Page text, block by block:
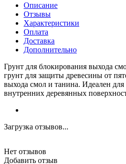
Описание
Отзывы
Характеристики
Оплата
Доставка
Дополнительно
Грунт для блокирования выхода
грунт для защиты древесины от
выхода смол и танина. Идеален
внутренних деревянных
Загрузка отзывов...
Нет отзывов
Добавить отзыв